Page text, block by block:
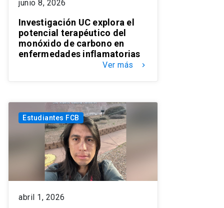
junio 8, 2026
Investigación UC explora el
potencial terapéutico del
monóxido de carbono en
enfermedades inflamatorias
Ver más keyboard_arrow_right
Estudiantes FCB
abril 1, 2026